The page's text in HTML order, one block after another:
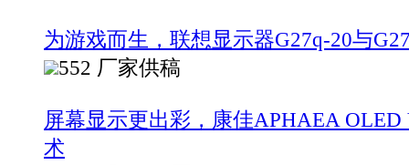
为游戏而生，联想显示器G27q-20与
552 厂家供稿
屏幕显示更出彩，康佳APHAEA
术